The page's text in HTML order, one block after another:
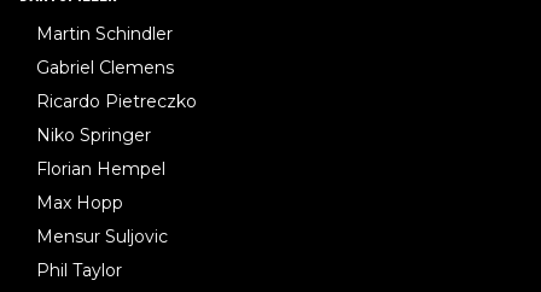
Martin Schindler
Gabriel Clemens
Ricardo Pietreczko
Niko Springer
Florian Hempel
Max Hopp
Mensur Suljovic
Phil Taylor